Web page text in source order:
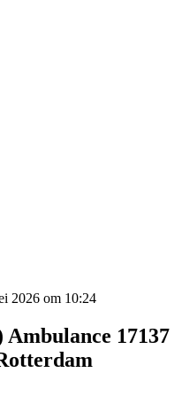
2026 om 10:24
17137